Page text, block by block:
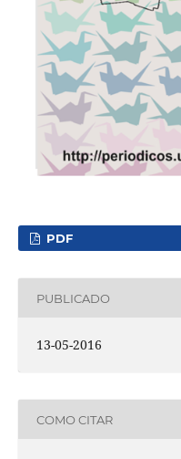
PDF
PUBLICADO
13-05-2016
COMO CITAR